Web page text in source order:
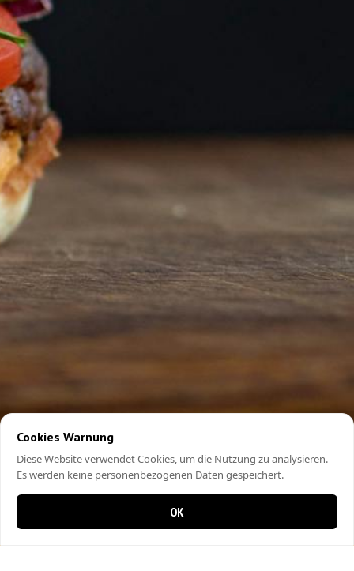
Cookies Warnung
Diese Website verwendet Cookies, um die Nutzung zu analysieren.
Es werden keine personenbezogenen Daten gespeichert.
OK